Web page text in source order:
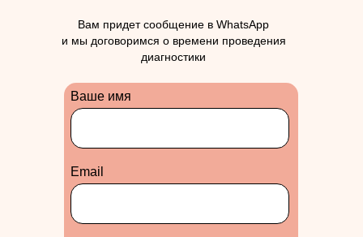
Вам придет сообщение в WhatsApp
и мы договоримся о времени проведения
диагностики
Ваше имя
Еmail